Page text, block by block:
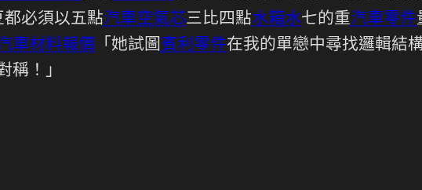
都必須以五點汽車空氣芯三比四點水箱水七的重汽車零件
車材料報價 「她試圖賓利零件在我的單戀中尋找邏輯結
稱！」